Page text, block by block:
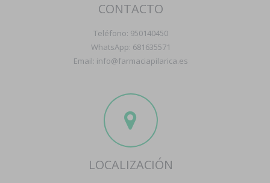
CONTACTO
Teléfono: 950140450
WhatsApp: 681635571
Email: info@farmaciapilarica.es
LOCALIZACIÓN